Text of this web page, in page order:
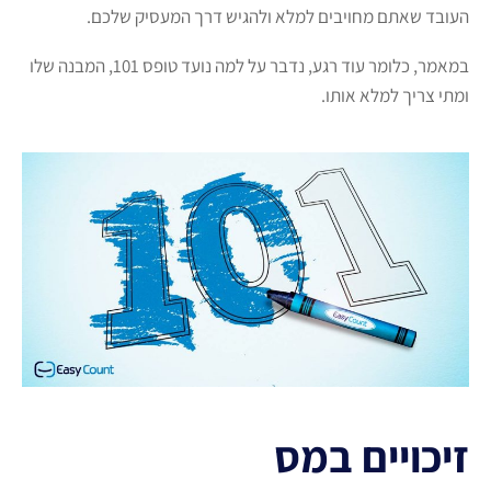
העובד שאתם מחויבים למלא ולהגיש דרך המעסיק שלכם.
במאמר, כלומר עוד רגע, נדבר על למה נועד טופס 101, המבנה שלו
ומתי צריך למלא אותו.
זיכויים במס